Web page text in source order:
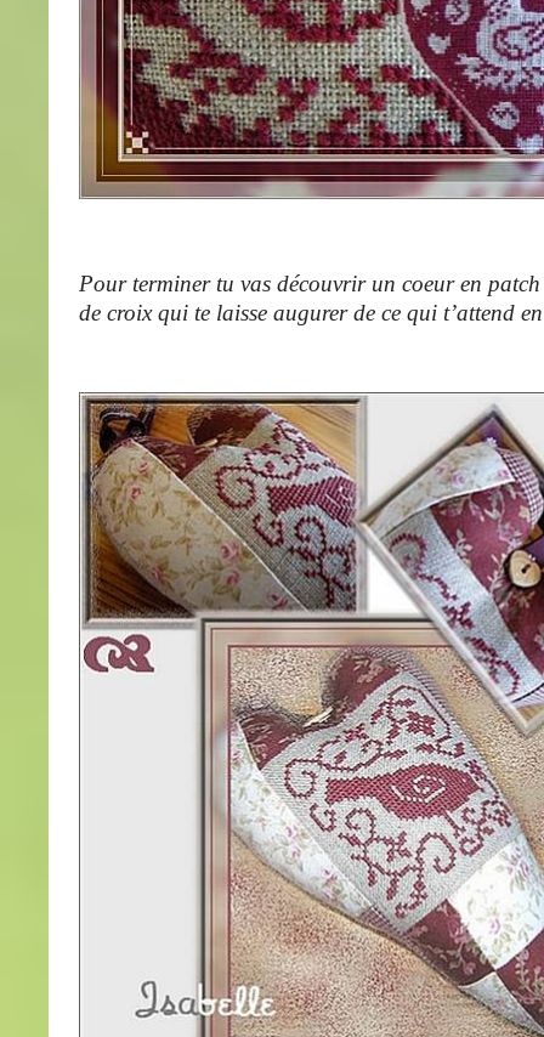
Pour terminer tu vas découvrir un coeur en
de croix qui te laisse augurer de ce qui t’attend